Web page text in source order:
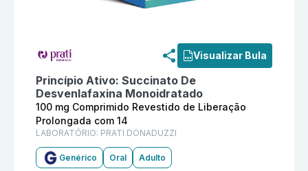
Visualizar Bula
Princípio Ativo: Succinato De
Desvenlafaxina Monoidratado
100 mg Comprimido Revestido de Liberação
Prolongada com 14
LABORATÓRIO: PRATI DONADUZZI
Genérico Oral Adulto